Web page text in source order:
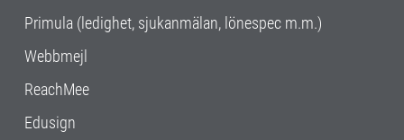
Primula (ledighet, sjukanmälan, lönespec m.m.)
Webbmejl
ReachMee
Edusign